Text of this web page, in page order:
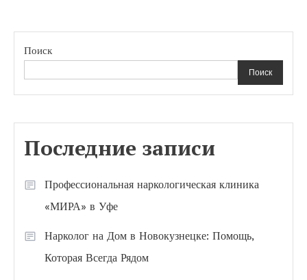
Поиск
Поиск
Последние записи
Профессиональная наркологическая клиника
«МИРА» в Уфе
Нарколог на Дом в Новокузнецке: Помощь,
Которая Всегда Рядом